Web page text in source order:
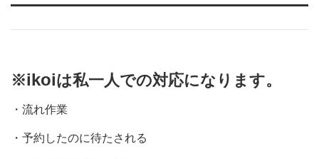
※ikoiは私一人での対応になります。
・流れ作業
・予約したのに待たされる